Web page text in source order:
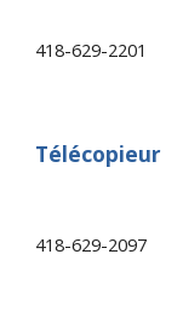
418-629-2201
Télécopieur
418-629-2097